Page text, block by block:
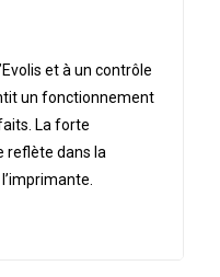
et à un contrôle
un fonctionnement
La forte
reflète dans la